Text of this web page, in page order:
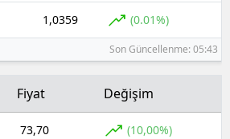
Karaman
Kırıkkale
Batman
1,0359 (0.01%)
Son Güncellenme: 05:43
Fiyat Değişim
73,70 (10,00%)